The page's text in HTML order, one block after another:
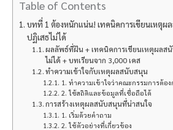
Table of Contents
บทที่ 1 ต้องหนักแน่น! เทคนิคการเขียนเหตุผ
ปฏิเสธไม่ได้
ผลลัพธ์ที่ฝัน + เทคนิคการเขียนเหตุผลส
ไม่ได้ + บทเรียนจาก 3,000 เคส
ทำความเข้าใจกับเหตุผลสนับสนุน
1. ทำความเข้าใจว่าคณะกรรมการต้อง
2. ใช้สถิติและข้อมูลที่เชื่อถือได้
การสร้างเหตุผลสนับสนุนที่น่าสนใจ
1. เริ่มด้วยคำถาม
2. ใช้ตัวอย่างที่เกี่ยวข้อง